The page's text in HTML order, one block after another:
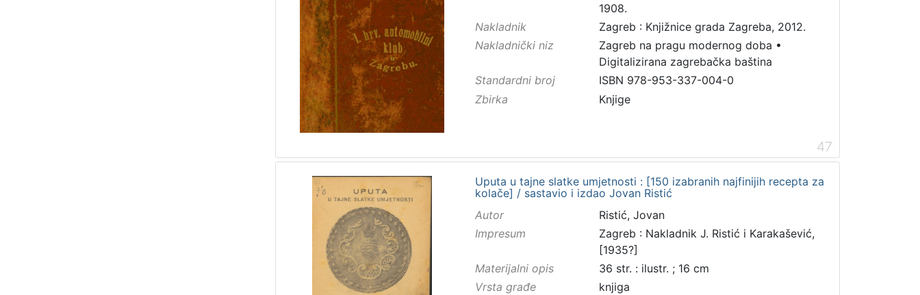
1908.
Nakladnik
Zagreb : Knjižnice grada Zagreba, 2012.
Nakladnički niz
Zagreb na pragu modernog doba •
Digitalizirana zagrebačka baština
Standardni broj
ISBN 978-953-337-004-0
Zbirka
Knjige
47
Uputa u tajne slatke umjetnosti : [150 izabranih najfinijih recepta za
kolače] / sastavio i izdao Jovan Ristić
Autor
Ristić, Jovan
Impresum
Zagreb : Nakladnik J. Ristić i Karakašević,
[1935?]
Materijalni opis
36 str. : ilustr. ; 16 cm
Vrsta građe
knjiga